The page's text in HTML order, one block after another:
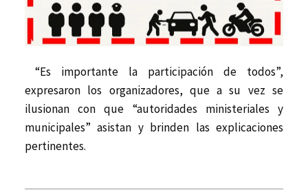
“Es importante la participación de todos”,
expresaron los organizadores, que a su vez se
ilusionan con que “autoridades ministeriales y
municipales” asistan y brinden las explicaciones
pertinentes.